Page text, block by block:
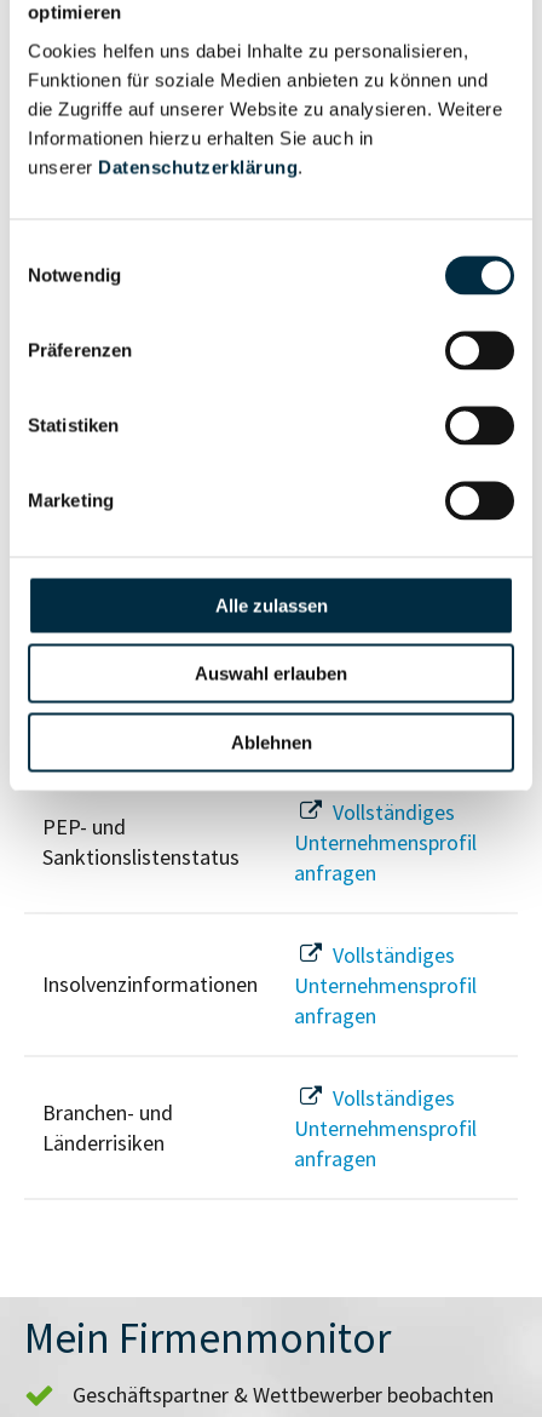
optimieren
Cookies helfen uns dabei Inhalte zu personalisieren,
Funktionen für soziale Medien anbieten zu können und
die Zugriffe auf unserer Website zu analysieren. Weitere
Informationen hierzu erhalten Sie auch in
unserer Datenschutzerklärung.
Notwendig
Präferenzen
Statistiken
Marketing
Alle zulassen
Auswahl erlauben
Ablehnen
Wirtschaftlich
Berechtigter
Unternehmensprofil
anfragen
Vollständiges
Unternehmensprofil
Unternehmensnetzwerk
Vollständiges
Unternehmensprofil
Unternehmensprofil
anfragen
PEP- und
Sanktionslistenstatus
Vollständiges
Unternehmensprofil
anfragen
Insolvenzinformationen
Vollständiges
Unternehmensprofil
anfragen
Branchen- und
Länderrisiken
Vollständiges
Unternehmensprofil
anfragen
Mein Firmenmonitor
Geschäftspartner & Wettbewerber beobachten